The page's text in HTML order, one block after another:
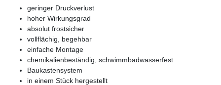
geringer Druckverlust
hoher Wirkungsgrad
absolut frostsicher
vollflächig, begehbar
einfache Montage
chemikalienbeständig, schwimmbadwasserfest
Baukastensystem
in einem Stück hergestellt